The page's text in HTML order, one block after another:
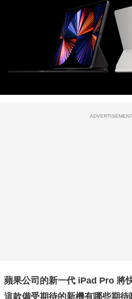
ADVERTISEMENT
蘋果公司的新一代 iPad Pro 將
這款備受期待的新機有哪些期待